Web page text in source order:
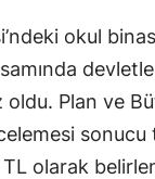
okul
oldu. Plan ve
sonucu
olarak